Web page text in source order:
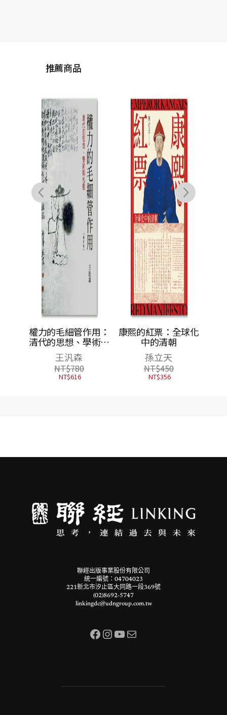
推薦商品
權力的毛細管作用：
清代的思想、學術與
心態（修訂版）
王汎森
NT$780
NT$616
康熙的紅票：全球化
中的清朝
孫立天
NT$450
NT$356
聯經出版事業股份有限公司
統一編號：04704023
221新北市汐止區大同路一段369號
(02)8692-5747
linkingdc@udngroup.com.tw
Facebook InstagramYouTube 電子郵件